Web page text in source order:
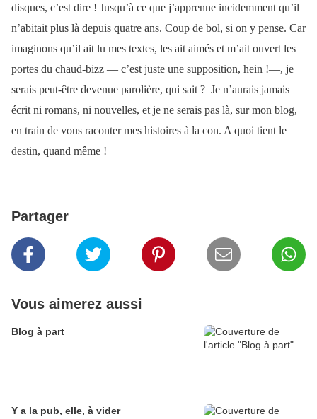
disques, c’est dire ! Jusqu’à ce que j’apprenne incidemment qu’il
n’abitait plus là depuis quatre ans. Coup de bol, si on y pense. Car
imaginons qu’il ait lu mes textes, les ait aimés et m’ait ouvert les
portes du chaud-bizz — c’est juste une supposition, hein !—, je
serais peut-être devenue parolière, qui sait ? Je n’aurais jamais
écrit ni romans, ni nouvelles, et je ne serais pas là, sur mon blog,
en train de vous raconter mes histoires à la con. A quoi tient le
destin, quand même !
Partager
Vous aimerez aussi
Blog à part
Y a la pub, elle, à vider